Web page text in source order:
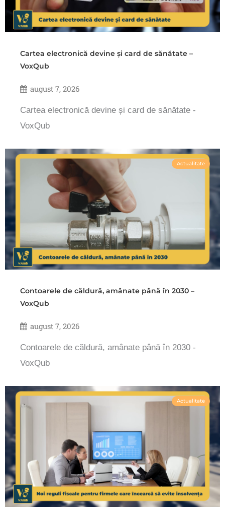
Cartea electronică devine și card de sănătate –
VoxQub
august 7, 2026
Cartea electronică devine și card de sănătate -
VoxQub
Actualitate
Contoarele de căldură, amânate până în 2030 –
VoxQub
august 7, 2026
Contoarele de căldură, amânate până în 2030 -
VoxQub
Actualitate